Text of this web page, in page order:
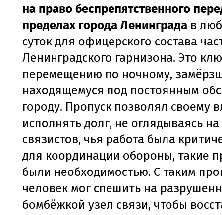
на право беспрепятственного
пределах города Ленинграда в
суток для офицерского состава
Ленинградского гарнизона. Это
перемещению по ночному,
находящемуся под постоянным
городу. Пропуск позволял своему
исполнять долг, не оглядываясь
связистов, чья работа была
для координации обороны, такие
были необходимостью. С таким
человек мог спешить на
бомбёжкой узел связи, чтобы